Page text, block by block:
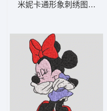
米妮卡通形象刺绣图案